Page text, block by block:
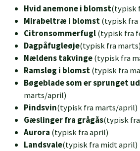
Hvid anemone i blomst(typisk
Mirabeltræ i blomst(typisk
Citronsommerfugl(typisk fra
Dagpåfugleøje(typisk fra
Nældens takvinge(typisk fra
Ramsløg i blomst(typisk fra
Bøgeblade som er sprunget ud
marts/april)
Pindsvin(typisk fra marts/april)
Gæslinger fra grågås(typisk
Aurora (typisk fra april)
Landsvale(typisk fra midt april)